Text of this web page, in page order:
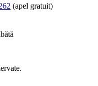
(apel gratuit)